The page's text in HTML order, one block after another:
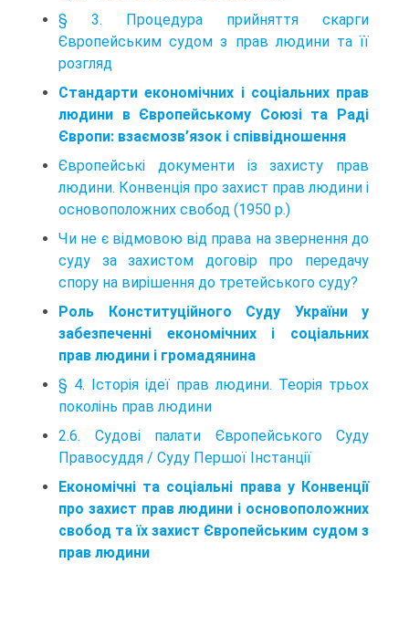
§ 3. Процедура прийняття скарги
Європейським судом з прав людини та її
розгляд
Стандарти економічних і соціальних прав
людини в Європейському Союзі та Раді
Європи: взаємозв’язок і спів­відношення
Європейські документи із захисту прав
людини. Конвенція про захист прав людини і
основоположних свобод (1950 р.)
Чи не є відмовою від права на звернення до
суду за захистом договір про передачу
спору на вирішення до третейського суду?
Роль Конституційного Суду України у
забезпеченні економічних і соціальних
прав людини і громадянина
§ 4. Історія ідеї прав людини. Теорія трьох
поколінь прав людини
2.6. Судові палати Європейського Суду
Правосуддя / Суду Першої Інстанції
Економічні та соціальні права у Конвенції
про за­хист прав людини і основоположних
свобод та їх захист Єв­ропейським судом з
прав людини